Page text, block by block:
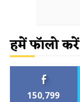
हमें फॉलो करें
150,799